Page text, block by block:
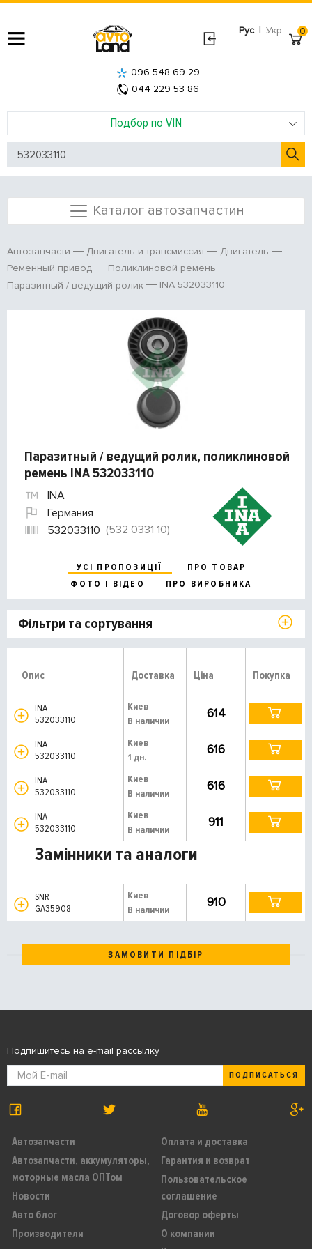
Рус | Укр
Подбор по VIN
096 548 69 29
044 229 53 86
0
Каталог автозапчастин
Автозапчасти Двигатель и трансмиссия
Двигатель
Ременный привод
Поликлиновой ремень
Паразитный / ведущий ролик
INA 532033110
Паразитный / ведущий ролик, поликлиновой
ремень INA 532033110
INA
Германия
532033110 (532 0331 10)
УСІ ПРОПОЗИЦІЇ
ПРО ТОВАР
ФОТО І ВІДЕО
ПРО ВИРОБНИКА
Фільтри та сортування
Опис Доставка Ціна Покупка
INA
532033110
Киев
В наличии
614
INA
532033110
Киев
1 дн.
616
INA
532033110
Киев
В наличии
616
INA
532033110
Киев
В наличии
911
Замінники та аналоги
SNR
GA35908
Киев
В наличии
910
ЗАМОВИТИ ПІДБІР
Автозапчасти
Автозапчасти, аккумуляторы,
моторные масла ОПТом
Новости
Авто блог
Производители
Оплата и доставка
Гарантия и возврат
Пользовательское
соглашение
Договор оферты
О компании
Подпишитесь на e-mail рассылку
ПОДПИСАТЬСЯ